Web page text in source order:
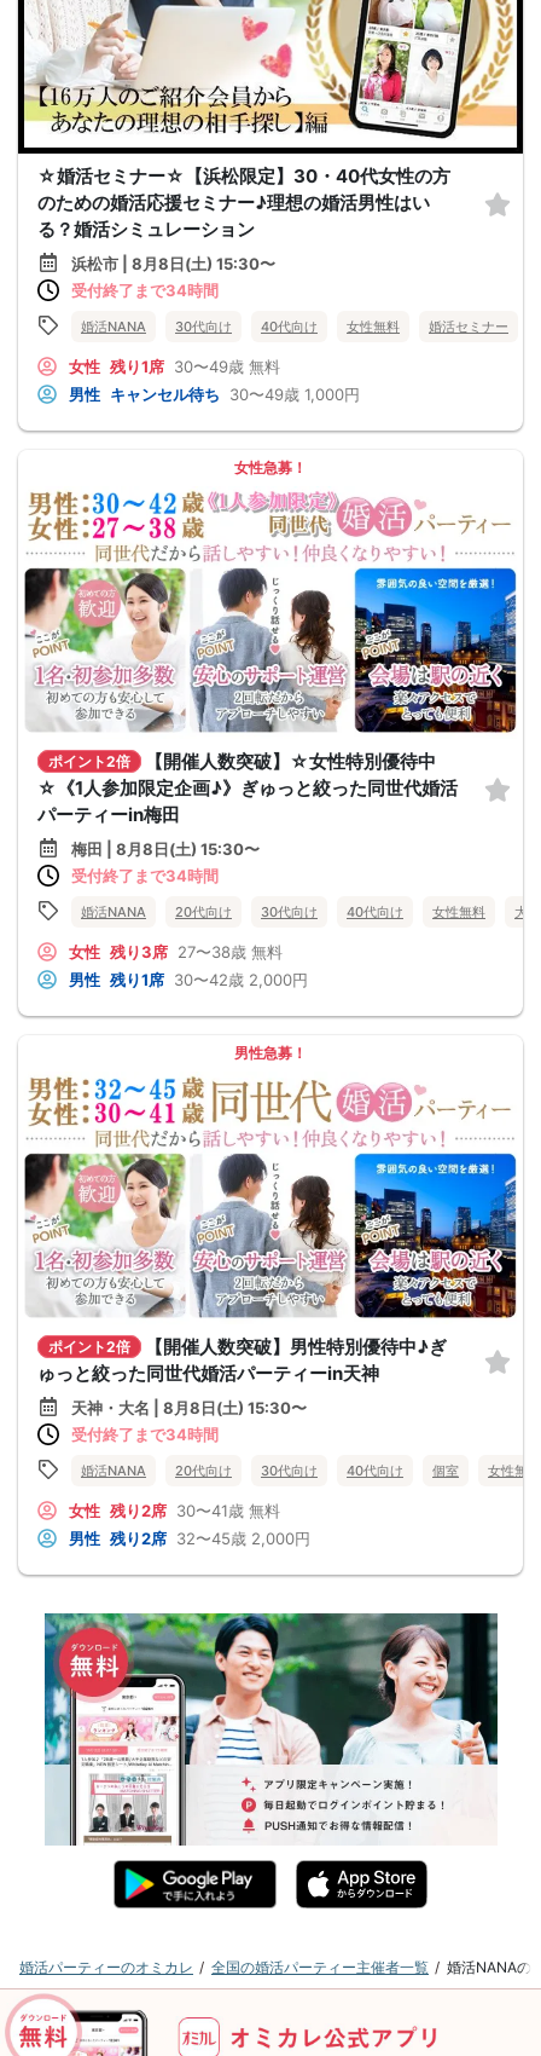
☆婚活セミナー☆【浜松限定】30・40代女性の方
のための婚活応援セミナー♪理想の婚活男性はい
る？婚活シミュレーション
浜松市 | 8月8日(土) 15:30〜
受付終了まで34時間
婚活NANA 30代向け 40代向け 女性無料 婚活セミナー
女性 残り1席 30〜49歳 無料
男性 キャンセル待ち 30〜49歳 1,000円
女性急募！
ポイント2倍
【開催人数突破】☆女性特別優待中
☆《1人参加限定企画♪》ぎゅっと絞った同世代婚活
パーティーin梅田
梅田 | 8月8日(土) 15:30〜
受付終了まで34時間
婚活NANA 20代向け 30代向け 40代向け 女性無料 大
女性 残り3席 27〜38歳 無料
男性 残り1席 30〜42歳 2,000円
男性急募！
ポイント2倍
【開催人数突破】男性特別優待中♪ぎ
ゅっと絞った同世代婚活パーティーin天神
天神・大名 | 8月8日(土) 15:30〜
受付終了まで34時間
婚活NANA 20代向け 30代向け 40代向け 個室 女性無料
女性 残り2席 30〜41歳 無料
男性 残り2席 32〜45歳 2,000円
婚活パーティーのオミカレ 全国の婚活パーティー主催者一覧 婚活NANAの